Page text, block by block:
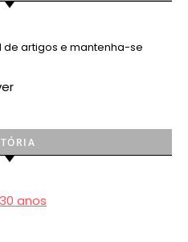
artigos e mantenha-se
anos